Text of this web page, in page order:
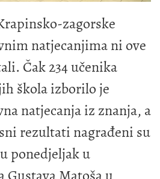
zagorske
natjecanjima ni ove
Čak 234 učenika
škola izborilo je
natjecanja iz znanja, a
rezultati nagrađeni su
ponedjeljak u